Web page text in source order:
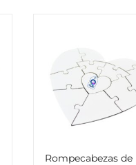
Rompecabezas de